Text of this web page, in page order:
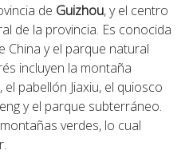
de Guizhou, y el centro
de la provincia. Es conocida
China y el parque natural
incluyen la montaña
pabellón Jiaxiu, el quiosco
y el parque subterráneo.
verdes, lo cual